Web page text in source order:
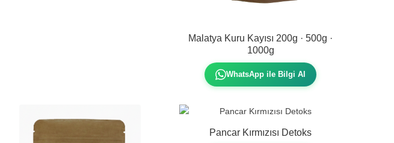
Malatya Kuru Kayısı 200g · 500g ·
1000g
WhatsApp ile Bilgi Al
Pancar Kırmızısı Detoks